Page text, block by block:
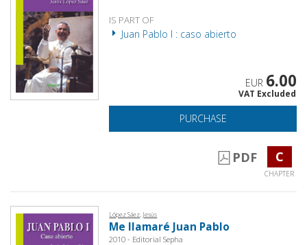
IS PART OF
Juan Pablo I : caso abierto
EUR 6.00
VAT Excluded
PURCHASE
PDF C
CHAPTER
López Sáez, Jesús
Me llamaré Juan Pablo
2010 - Editorial Sepha